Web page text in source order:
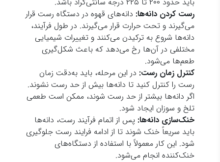
رست کردن دانه‌ها: دانه‌های قهوه در دستگاه رست قرار
می‌گیرند و تحت حرارت قرار می‌گیرند. در طول فرآیند،
دانه‌ها شروع به ترکیدن می‌کنند و تغییرات شیمیایی
مختلفی در آن‌ها رخ می‌دهد که باعث شکل‌گیری
طعم‌ها می‌شود.
کنترل زمان رست: در این مرحله، باید به‌دقت زمان
رست را کنترل کنید تا دانه‌ها بیش از حد رست نشوند.
اگر دانه‌ها بیشتر از حد رست شوند، ممکن است طعمی
تلخ و سوزان ایجاد شود.
خنک‌سازی دانه‌ها: پس از اتمام فرآیند رست، دانه‌ها
باید سریعاً خنک شوند تا از ادامه فرایند رست جلوگیری
شود. این کار معمولاً با استفاده از دستگاه‌های
خنک‌کننده انجام می‌شود.